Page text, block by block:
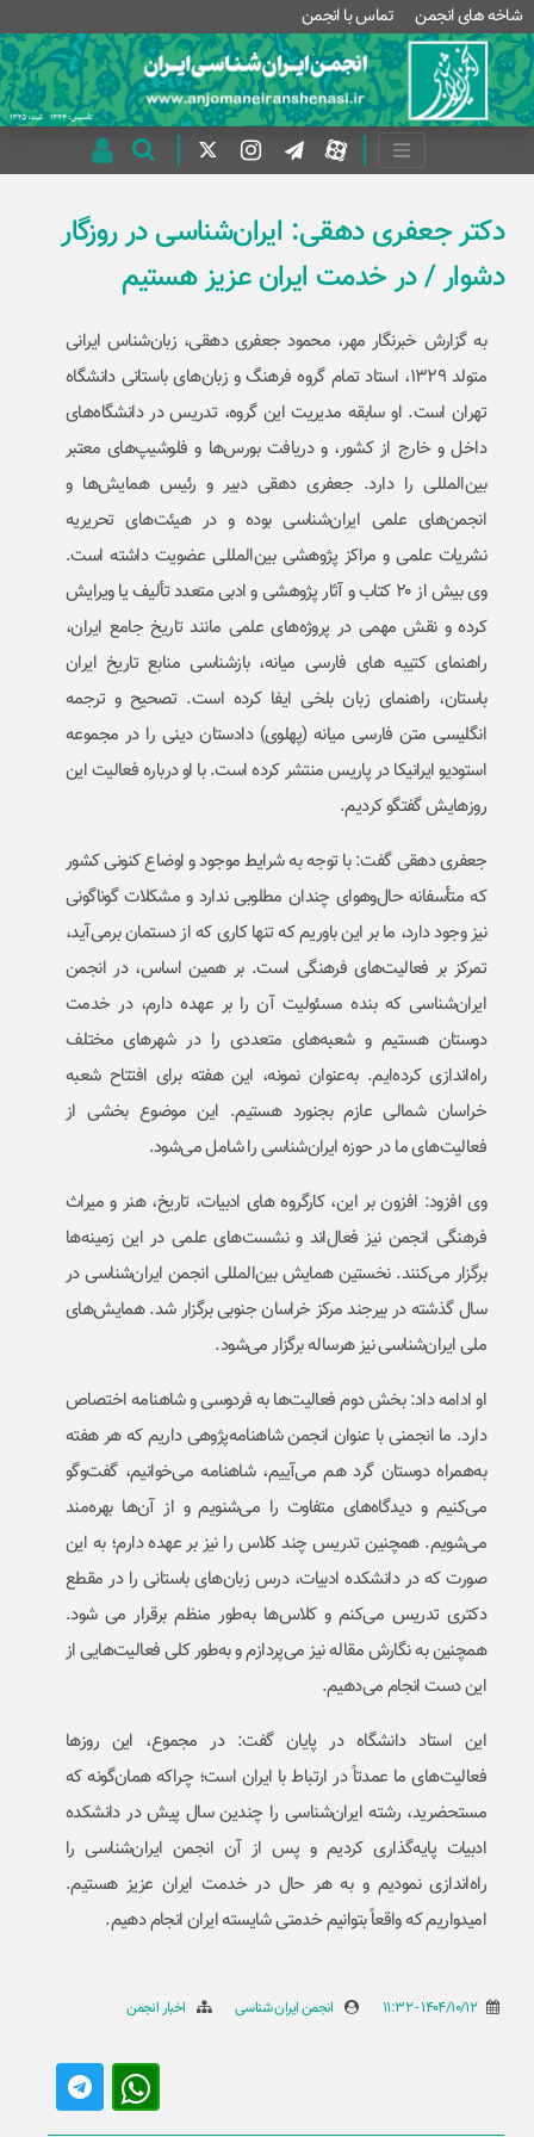
شاخه های انجمن تماس با انجمن
دکتر جعفری دهقی: ایران‌شناسی در روزگار
دشوار / در خدمت ایران عزیز هستیم
به گزارش خبرنگار مهر، محمود جعفری دهقی، زبان‌شناس ایرانی
متولد ۱۳۲۹، استاد تمام گروه فرهنگ و زبان‌های باستانی دانشگاه
تهران است. او سابقه مدیریت این گروه، تدریس در دانشگاه‌های
داخل و خارج از کشور، و دریافت بورس‌ها و فلوشیپ‌های معتبر
بین‌المللی را دارد. جعفری دهقی دبیر و رئیس همایش‌ها و
انجمن‌های علمی ایران‌شناسی بوده و در هیئت‌های تحریریه
نشریات علمی و مراکز پژوهشی بین‌المللی عضویت داشته است.
وی بیش از ۲۰ کتاب و آثار پژوهشی و ادبی متعدد تألیف یا ویرایش
کرده و نقش مهمی در پروژه‌های علمی مانند تاریخ جامع ایران،
راهنمای کتیبه های فارسی میانه، بازشناسی منابع تاریخ ایران
باستان، راهنمای زبان بلخی ایفا کرده است. تصحیح و ترجمه
انگلیسی متن فارسی میانه (پهلوی) دادستان دینی را در مجموعه
استودیو ایرانیکا در پاریس منتشر کرده است. با او درباره فعالیت این
روزهایش گفتگو کردیم.
جعفری دهقی گفت: با توجه به شرایط موجود و اوضاع کنونی کشور
که متأسفانه حال‌وهوای چندان مطلوبی ندارد و مشکلات گوناگونی
نیز وجود دارد، ما بر این باوریم که تنها کاری که از دستمان برمی‌آید،
تمرکز بر فعالیت‌های فرهنگی است. بر همین اساس، در انجمن
ایران‌شناسی که بنده مسئولیت آن را بر عهده دارم، در خدمت
دوستان هستیم و شعبه‌های متعددی را در شهرهای مختلف
راه‌اندازی کرده‌ایم. به‌عنوان نمونه، این هفته برای افتتاح شعبه
خراسان شمالی عازم بجنورد هستیم. این موضوع بخشی از
فعالیت‌های ما در حوزه ایران‌شناسی را شامل می‌شود.
وی افزود: افزون بر این، کارگروه های ادبیات، تاریخ، هنر و میراث
فرهنگی انجمن نیز فعال‌اند و نشست‌های علمی در این زمینه‌ها
برگزار می‌کنند. نخستین همایش بین‌المللی انجمن ایران‌شناسی در
سال گذشته در بیرجند مرکز خراسان جنوبی برگزار شد. همایش‌های
ملی ایران‌شناسی نیز هرساله برگزار می‌شود.
او ادامه داد: بخش دوم فعالیت‌ها به فردوسی و شاهنامه اختصاص
دارد. ما انجمنی با عنوان انجمن شاهنامه‌پژوهی داریم که هر هفته
به‌همراه دوستان گرد هم می‌آییم، شاهنامه می‌خوانیم، گفت‌وگو
می‌کنیم و دیدگاه‌های متفاوت را می‌شنویم و از آن‌ها بهره‌مند
می‌شویم. همچنین تدریس چند کلاس را نیز بر عهده دارم؛ به این
صورت که در دانشکده ادبیات، درس زبان‌های باستانی را در مقطع
دکتری تدریس می‌کنم و کلاس‌ها به‌طور منظم برقرار می شود.
همچنین به نگارش مقاله نیز می‌پردازم و به‌طور کلی فعالیت‌هایی از
این دست انجام می‌دهیم.
این استاد دانشگاه در پایان گفت: در مجموع، این روزها
فعالیت‌های ما عمدتاً در ارتباط با ایران است؛ چراکه همان‌گونه که
مستحضرید، رشته ایران‌شناسی را چندین سال پیش در دانشکده
ادبیات پایه‌گذاری کردیم و پس از آن انجمن ایران‌شناسی را
راه‌اندازی نمودیم و به هر حال در خدمت ایران عزیز هستیم.
امیدواریم که واقعاً بتوانیم خدمتی شایسته ایران انجام دهیم.
1404/10/12 - 11:32 انجمن ایران شناسی اخبار انجمن